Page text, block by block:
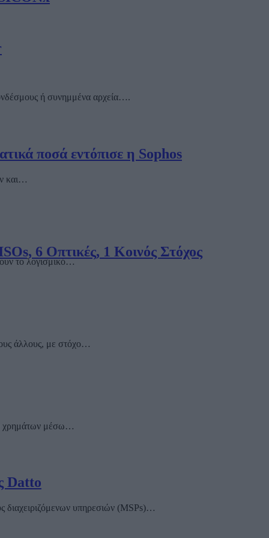
6 Οπτικές, 1 Κοινός Στόχος
ή συνημμένα αρχεία….
ποσά εντόπισε η Sophos
και…
το λογισμικό…
άλλους, με στόχο…
ή χρημάτων μέσω…
Datto
διαχειριζόμενων υπηρεσιών (MSPs)…